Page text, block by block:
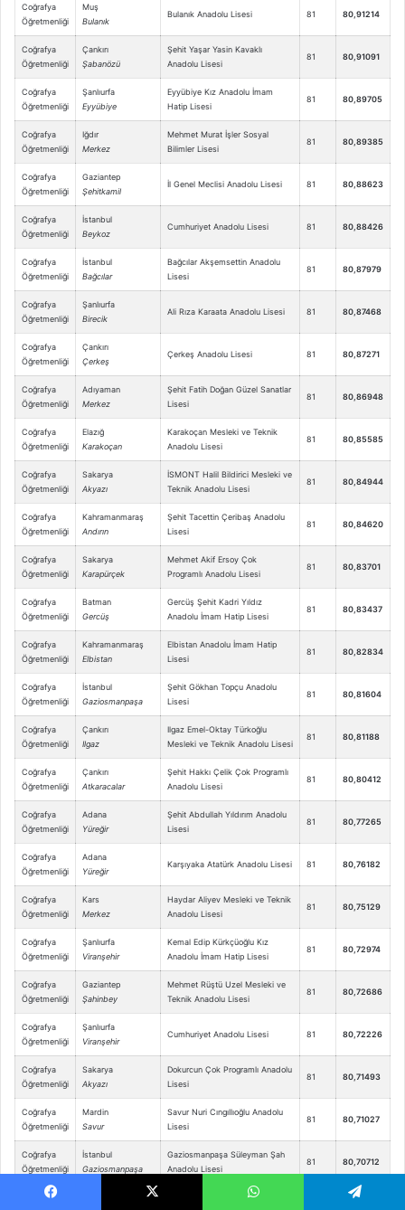
Coğrafya
Öğretmenliği
Muş
Bulanık
Bulanık Anadolu Lisesi 81 80,91214
Coğrafya
Öğretmenliği
Çankırı
Şabanözü
Şehit Yaşar Yasin Kavaklı
Anadolu Lisesi
81 80,91091
Coğrafya
Öğretmenliği
Şanlıurfa
Eyyübiye
Eyyübiye Kız Anadolu İmam
Hatip Lisesi
81 80,89705
Coğrafya
Öğretmenliği
Iğdır
Merkez
Mehmet Murat İşler Sosyal
Bilimler Lisesi
81 80,89385
Coğrafya
Öğretmenliği
Gaziantep
Şehitkamil
İl Genel Meclisi Anadolu Lisesi 81 80,88623
Coğrafya
Öğretmenliği
İstanbul
Beykoz
Cumhuriyet Anadolu Lisesi 81 80,88426
Coğrafya
Öğretmenliği
İstanbul
Bağcılar
Bağcılar Akşemsettin Anadolu
Lisesi
81 80,87979
Coğrafya
Öğretmenliği
Şanlıurfa
Birecik
Ali Rıza Karaata Anadolu Lisesi 81 80,87468
Coğrafya
Öğretmenliği
Çankırı
Çerkeş
Çerkeş Anadolu Lisesi 81 80,87271
Coğrafya
Öğretmenliği
Adıyaman
Merkez
Şehit Fatih Doğan Güzel Sanatlar
Lisesi
81 80,86948
Coğrafya
Öğretmenliği
Elazığ
Karakoçan
Karakoçan Mesleki ve Teknik
Anadolu Lisesi
81 80,85585
Coğrafya
Öğretmenliği
Sakarya
Akyazı
İSMONT Halil Bildirici Mesleki ve
Teknik Anadolu Lisesi
81 80,84944
Coğrafya
Öğretmenliği
Kahramanmaraş
Andırın
Şehit Tacettin Çeribaş Anadolu
Lisesi
81 80,84620
Coğrafya
Öğretmenliği
Sakarya
Karapürçek
Mehmet Akif Ersoy Çok
Programlı Anadolu Lisesi
81 80,83701
Coğrafya
Öğretmenliği
Batman
Gercüş
Gercüş Şehit Kadri Yıldız
Anadolu İmam Hatip Lisesi
81 80,83437
Coğrafya
Öğretmenliği
Kahramanmaraş
Elbistan
Elbistan Anadolu İmam Hatip
Lisesi
81 80,82834
Coğrafya
Öğretmenliği
İstanbul
Gaziosmanpaşa
Şehit Gökhan Topçu Anadolu
Lisesi
81 80,81604
Coğrafya
Öğretmenliği
Çankırı
Ilgaz
Ilgaz Emel-Oktay Türkoğlu
Mesleki ve Teknik Anadolu Lisesi
81 80,81188
Coğrafya
Öğretmenliği
Çankırı
Atkaracalar
Şehit Hakkı Çelik Çok Programlı
Anadolu Lisesi
81 80,80412
Coğrafya
Öğretmenliği
Adana
Yüreğir
Şehit Abdullah Yıldırım Anadolu
Lisesi
81 80,77265
Coğrafya
Öğretmenliği
Adana
Yüreğir
Karşıyaka Atatürk Anadolu Lisesi 81 80,76182
Coğrafya
Öğretmenliği
Kars
Merkez
Haydar Aliyev Mesleki ve Teknik
Anadolu Lisesi
81 80,75129
Coğrafya
Öğretmenliği
Şanlıurfa
Viranşehir
Kemal Edip Kürkçüoğlu Kız
Anadolu İmam Hatip Lisesi
81 80,72974
Coğrafya
Öğretmenliği
Gaziantep
Şahinbey
Mehmet Rüştü Uzel Mesleki ve
Teknik Anadolu Lisesi
81 80,72686
Coğrafya
Öğretmenliği
Şanlıurfa
Viranşehir
Cumhuriyet Anadolu Lisesi 81 80,72226
Coğrafya
Öğretmenliği
Sakarya
Akyazı
Dokurcun Çok Programlı Anadolu
Lisesi
81 80,71493
Coğrafya
Öğretmenliği
Mardin
Savur
Savur Nuri Cıngıllıoğlu Anadolu
Lisesi
81 80,71027
Coğrafya
Öğretmenliği
İstanbul
Gaziosmanpaşa
Gaziosmanpaşa Süleyman Şah
Anadolu Lisesi
81 80,70712
Coğrafya
Şehitkamil Belediyesi Kız